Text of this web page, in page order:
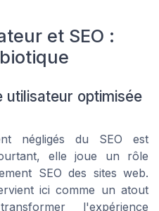
et SEO :
utilisateur optimisée
négligés du SEO est
elle joue un rôle
SEO des sites web.
ici comme un atout
l'expérience